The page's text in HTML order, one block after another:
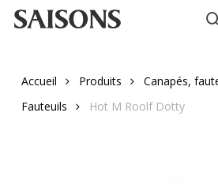
Skip
Accueil Produits
Canapés,
Fauteuils
Hot M Roolf Dotty